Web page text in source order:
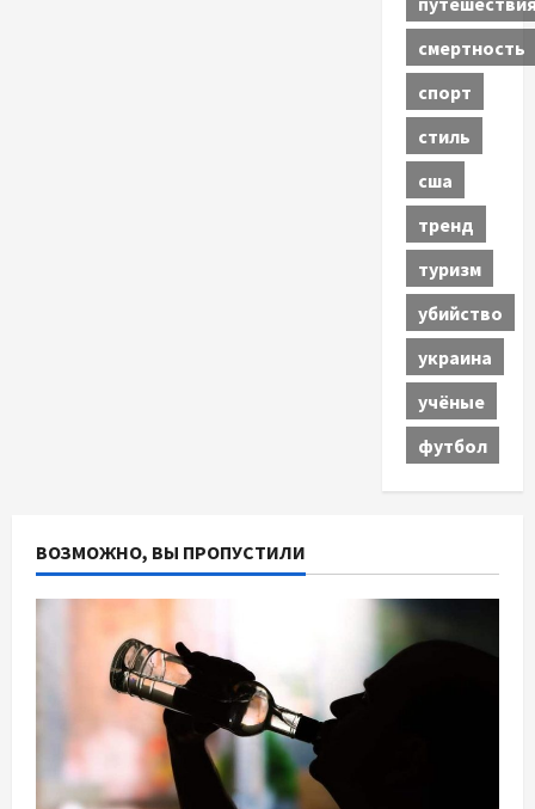
смертность
спорт
стиль
сша
тренд
туризм
убийство
украина
учёные
футбол
ВОЗМОЖНО, ВЫ ПРОПУСТИЛИ